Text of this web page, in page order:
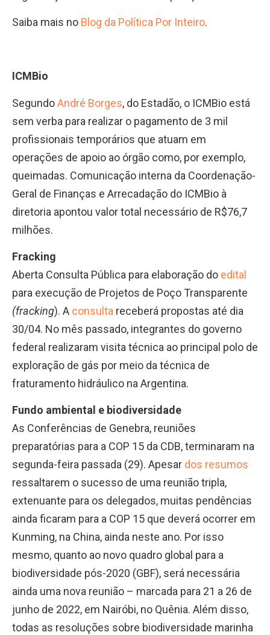
Saiba mais no Blog da Política Por Inteiro.
ICMBio
SegundoAndré Borges, do Estadão, o ICMBio está
sem verba para realizar o pagamento de 3 mil
profissionais temporários que atuam em
operações de apoio ao órgão como, por exemplo,
queimadas. Comunicação interna da Coordenação-
Geral de Finanças e Arrecadação do ICMBio à
diretoria apontou valor total necessário de R$76,7
milhões.
Fracking
Aberta Consulta Pública para elaboração do edital
para execução de Projetos de Poço Transparente
(fracking). A consulta receberá propostas até dia
30/04. No mês passado, integrantes do governo
federal realizaram visita técnica ao principal polo de
exploração de gás por meio da técnica de
fraturamento hidráulico na Argentina.
Fundo ambiental e biodiversidade
As Conferências de Genebra, reuniões
preparatórias para a COP 15 da CDB, terminaram na
segunda-feira passada (29). Apesar dos resumos
ressaltarem o sucesso de uma reunião tripla,
extenuante para os delegados, muitas pendências
ainda ficaram para a COP 15 que deverá ocorrer em
Kunming, na China, ainda neste ano. Por isso
mesmo, quanto ao novo quadro global para a
biodiversidade pós-2020 (GBF), será necessária
ainda uma nova reunião – marcada para 21 a 26 de
junho de 2022, em Nairóbi, no Quênia. Além disso,
todas as resoluções sobre biodiversidade marinha